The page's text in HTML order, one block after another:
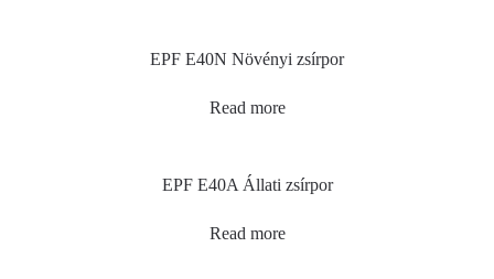
EPF E40N Növényi zsírpor
Read more
EPF E40A Állati zsírpor
Read more